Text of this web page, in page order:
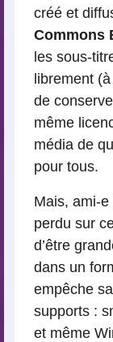
créé et
Commons
les sous-
librement
de
même
média de
pour tous.
Mais, ami-
perdu sur
d’être
dans un
empêche
supports :
et même